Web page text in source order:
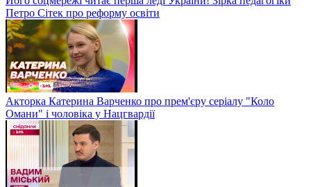
Петро Сітек про реформу освіти
Акторка Катерина Варченко про прем'єру серіалу "Коло
Омани" і чоловіка у Нацгвардії